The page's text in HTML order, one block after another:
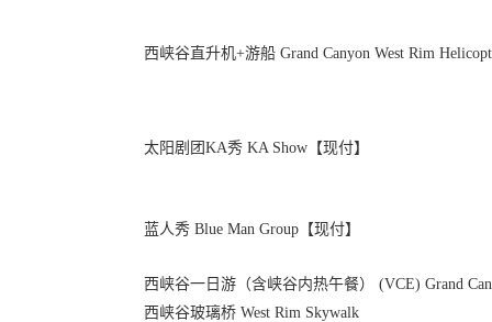
西峡谷直升机+游船 Grand Canyon West Rim
太阳剧团KA秀 KA Show【现付】
蓝人秀 Blue Man Group【现付】
西峡谷一日游（含峡谷内热午餐） (VCE) Grand
西峡谷玻璃桥 West Rim Skywalk